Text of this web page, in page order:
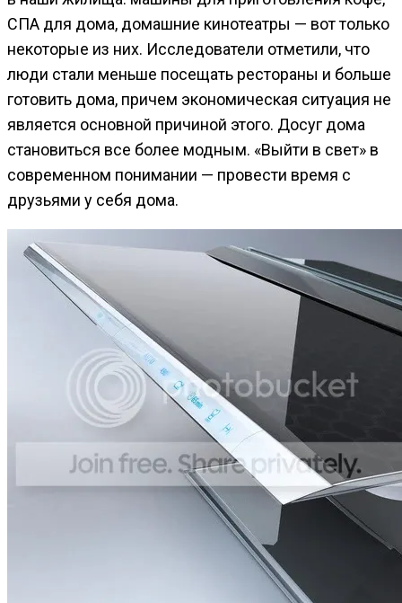
СПА для дома, домашние кинотеатры — вот только
некоторые из них. Исследователи отметили, что
люди стали меньше посещать рестораны и больше
готовить дома, причем экономическая ситуация не
является основной причиной этого. Досуг дома
становиться все более модным. «Выйти в свет» в
современном понимании — провести время с
друзьями у себя дома.